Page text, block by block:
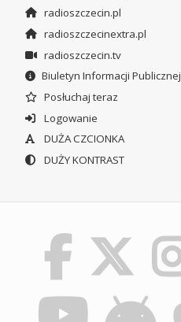
radioszczecin.pl
radioszczecinextra.pl
radioszczecin.tv
Biuletyn Informacji Publicznej
Posłuchaj teraz
Logowanie
DUŻA CZCIONKA
DUŻY KONTRAST